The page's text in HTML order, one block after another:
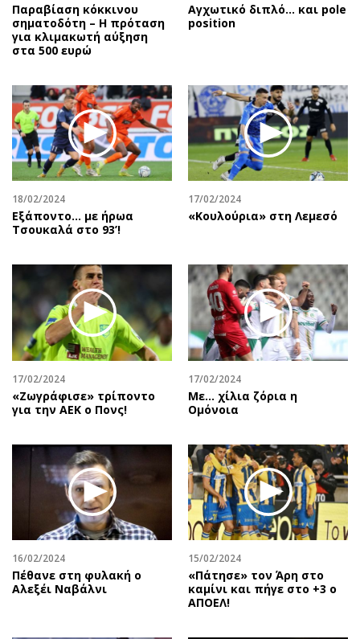
Παραβίαση κόκκινου
σηματοδότη – Η πρόταση
για κλιμακωτή αύξηση
στα 500 ευρώ
Αγχωτικό διπλό… και pole
position
18/02/2024
Εξάποντο… με ήρωα
Τσουκαλά στο 93’!
17/02/2024
«Κουλούρια» στη Λεμεσό
17/02/2024
«Ζωγράφισε» τρίποντο
για την ΑΕΚ ο Πονς!
17/02/2024
Με... χίλια ζόρια η
Ομόνοια
16/02/2024
Πέθανε στη φυλακή ο
Αλεξέι Ναβάλνι
15/02/2024
«Πάτησε» τον Άρη στο
καμίνι και πήγε στο +3 ο
ΑΠΟΕΛ!